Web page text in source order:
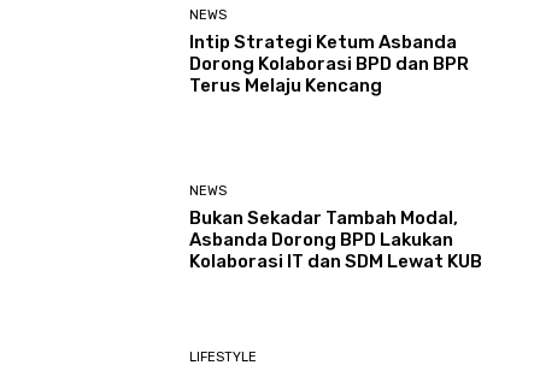
NEWS
Intip Strategi Ketum Asbanda
Dorong Kolaborasi BPD dan BPR
Terus Melaju Kencang
NEWS
Bukan Sekadar Tambah Modal,
Asbanda Dorong BPD Lakukan
Kolaborasi IT dan SDM Lewat KUB
LIFESTYLE